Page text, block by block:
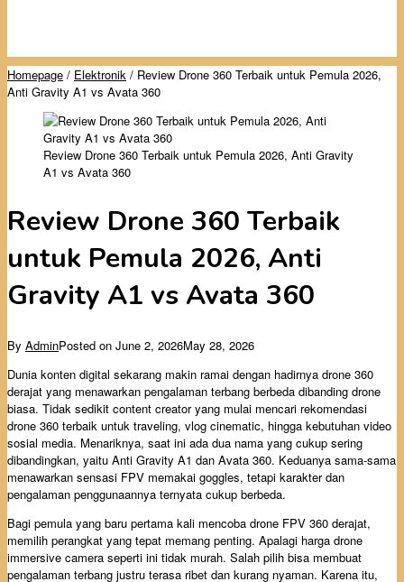
Homepage / Elektronik / Review Drone 360 Terbaik untuk Pemula 2026,
Anti Gravity A1 vs Avata 360
Review Drone 360 Terbaik untuk Pemula 2026, Anti Gravity
A1 vs Avata 360
Review Drone 360 Terbaik
untuk Pemula 2026, Anti
Gravity A1 vs Avata 360
By AdminPosted on June 2, 2026May 28, 2026
Dunia konten digital sekarang makin ramai dengan hadirnya drone 360
derajat yang menawarkan pengalaman terbang berbeda dibanding drone
biasa. Tidak sedikit content creator yang mulai mencari rekomendasi
drone 360 terbaik untuk traveling, vlog cinematic, hingga kebutuhan video
sosial media. Menariknya, saat ini ada dua nama yang cukup sering
dibandingkan, yaitu Anti Gravity A1 dan Avata 360. Keduanya sama-sama
menawarkan sensasi FPV memakai goggles, tetapi karakter dan
pengalaman penggunaannya ternyata cukup berbeda.
Bagi pemula yang baru pertama kali mencoba drone FPV 360 derajat,
memilih perangkat yang tepat memang penting. Apalagi harga drone
immersive camera seperti ini tidak murah. Salah pilih bisa membuat
pengalaman terbang justru terasa ribet dan kurang nyaman. Karena itu,